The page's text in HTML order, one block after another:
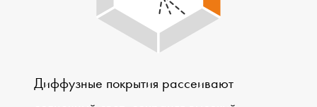
Диффузные покрытия рассеивают